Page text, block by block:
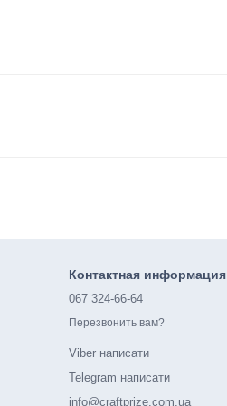
Контактная информация
067 324-66-64
Перезвонить вам?
Viber написати
Telegram написати
info@craftprize.com.ua